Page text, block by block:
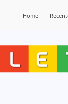
Home